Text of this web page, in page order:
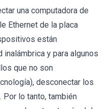
una computadora de
Ethernet de la placa
están
y para algunos
que no son
desconectar los
lo tanto, también